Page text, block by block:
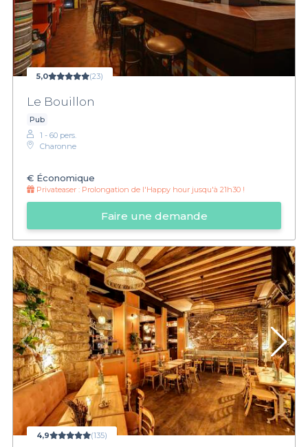
5,0 (23)
Le Bouillon
Pub
1 - 60 pers.
Charonne
€ Économique
Privateaser : Prolongation de l'Happy hour jusqu'à 21h30 !
Faire une demande
4,9 (135)